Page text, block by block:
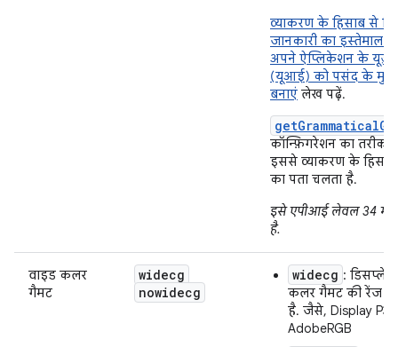
व्याकरण के हिसाब से
जानकारी का इस्तेमाल
अपने ऐप्लिकेशन के
(यूआई) को पसंद के
बनाएं लेख पढ़ें.
कॉन्फ़िगरेशन का तरीका
इससे व्याकरण के
का पता चलता है.
इसे एपीआई लेवल 34 में
है.
वाइड कलर
गैमट
widecg
nowidecg
widecg : डिसप्ले,
कलर गैमट की रेंज
है. जैसे, Display P3
AdobeRGB